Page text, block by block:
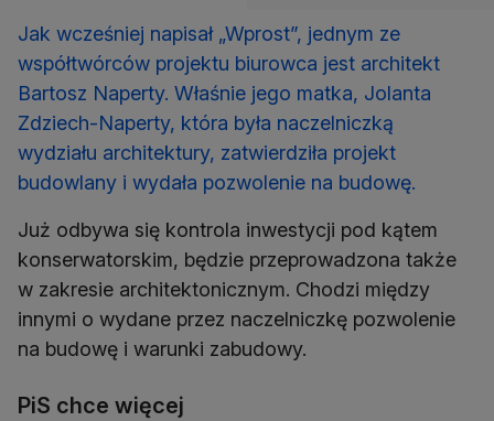
Jak wcześniej napisał „Wprost”, jednym ze
współtwórców projektu biurowca jest architekt
Bartosz Naperty. Właśnie jego matka, Jolanta
Zdziech-Naperty, która była naczelniczką
wydziału architektury, zatwierdziła projekt
budowlany i wydała pozwolenie na budowę.
Już odbywa się kontrola inwestycji pod kątem
konserwatorskim, będzie przeprowadzona także
w zakresie architektonicznym. Chodzi między
innymi o wydane przez naczelniczkę pozwolenie
na budowę i warunki zabudowy.
PiS chce więcej